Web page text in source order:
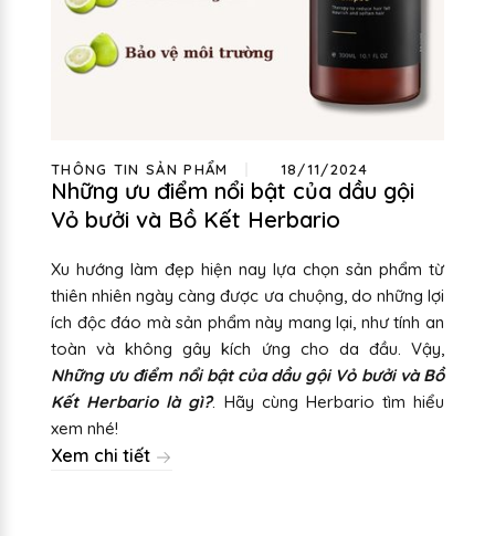
THÔNG TIN SẢN PHẨM 18/11/2024
Những ưu điểm nổi bật của dầu gội
Vỏ bưởi và Bồ Kết Herbario
Xu hướng làm đẹp hiện nay lựa chọn sản phẩm từ
thiên nhiên ngày càng được ưa chuộng, do những lợi
ích độc đáo mà sản phẩm này mang lại, như tính an
toàn và không gây kích ứng cho da đầu. Vậy,
Những ưu điểm nổi bật của dầu gội Vỏ bưởi và Bồ
Kết Herbario là gì?. Hãy cùng Herbario tìm hiểu
xem nhé!
Xem chi tiết